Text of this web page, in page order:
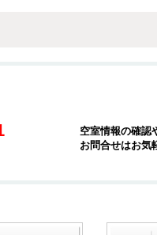
空室情報の確認
お問合せはお気